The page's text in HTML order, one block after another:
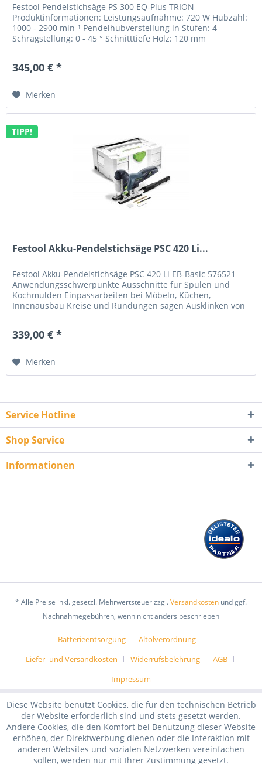
Festool Pendelstichsäge PS 300 EQ-Plus TRION
Produktinformationen: Leistungsaufnahme: 720 W Hubzahl:
1000 - 2900 min⁻¹ Pendelhubverstellung in Stufen: 4
Schrägstellung: 0 - 45 ° Schnitttiefe Holz: 120 mm
345,00 € *
Merken
TIPP!
Festool Akku-Pendelstichsäge PSC 420 Li...
Festool Akku-Pendelstichsäge PSC 420 Li EB-Basic 576521
Anwendungsschwerpunkte Ausschnitte für Spülen und
Kochmulden Einpassarbeiten bei Möbeln, Küchen,
Innenausbau Kreise und Rundungen sägen Ausklinken von
339,00 € *
Merken
Service Hotline
Shop Service
Informationen
* Alle Preise inkl. gesetzl. Mehrwertsteuer zzgl.Versandkosten und ggf.
Nachnahmegebühren, wenn nicht anders beschrieben
Batterieentsorgung
Altölverordnung
Liefer- und Versandkosten
Widerrufsbelehrung
AGB
Impressum
Diese Website benutzt Cookies, die für den technischen Betrieb
der Website erforderlich sind und stets gesetzt werden.
Andere Cookies, die den Komfort bei Benutzung dieser Website
erhöhen, der Direktwerbung dienen oder die Interaktion mit
anderen Websites und sozialen Netzwerken vereinfachen
sollen, werden nur mit Ihrer Zustimmung gesetzt.